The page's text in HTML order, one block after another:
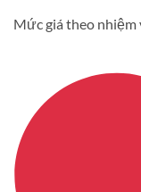
Mức giá theo